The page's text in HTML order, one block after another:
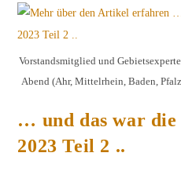
Es
Bedeuten
Vorstandsmitglied und
Abend (Ahr, Mittelrhein, Baden,
… und das war die
2023 Teil 2 ..